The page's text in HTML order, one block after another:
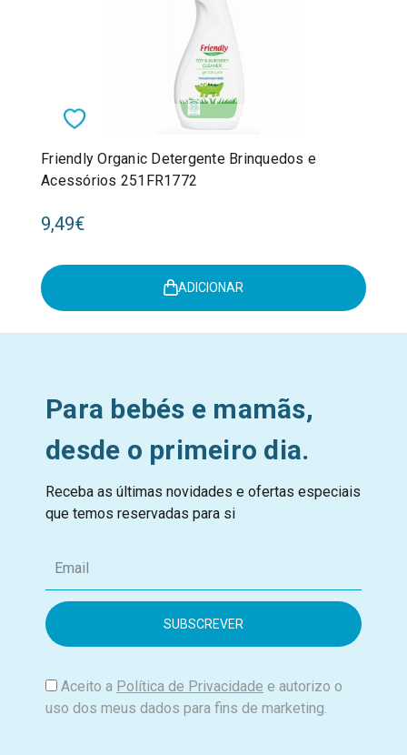
Friendly Organic Detergente Brinquedos e
Acessórios 251FR1772
9,49€
ADICIONAR
Para bebés e mamãs,
desde o primeiro dia.
Receba as últimas novidades e ofertas especiais
que temos reservadas para si
m
i
Aceito a Política de Privacidade e autorizo o
uso dos meus dados para fins de marketing.